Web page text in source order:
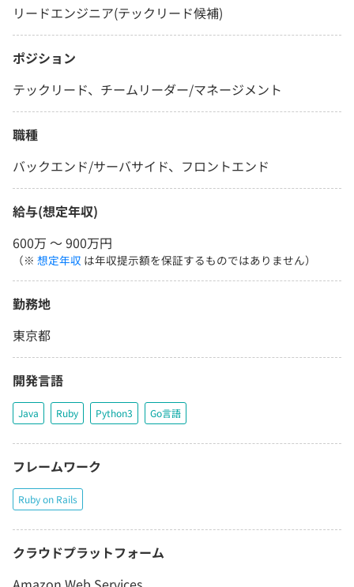
リードエンジニア(テックリード候補)
ポジション
テックリード、チームリーダー/マネージメント
職種
バックエンド/サーバサイド、フロントエンド
給与(想定年収)
600万 〜 900万円
（※ 想定年収 は年収提示額を保証するものではありません）
勤務地
東京都
開発言語
Java Ruby Python3 Go言語
フレームワーク
Ruby on Rails
クラウドプラットフォーム